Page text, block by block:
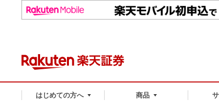
はじめての方へ 商品